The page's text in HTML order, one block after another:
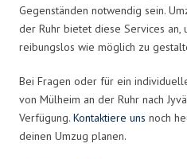
Gegenständen notwendig sein.
der Ruhr bietet diese Services an,
reibungslos wie möglich zu
Bei Fragen oder für ein
von Mülheim an der Ruhr nach
Verfügung. Kontaktiere uns noch
deinen Umzug planen.